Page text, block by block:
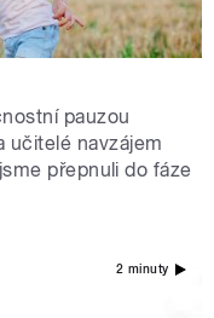
pauzou
učitelé navzájem
přepnuli do fáze
2 minuty